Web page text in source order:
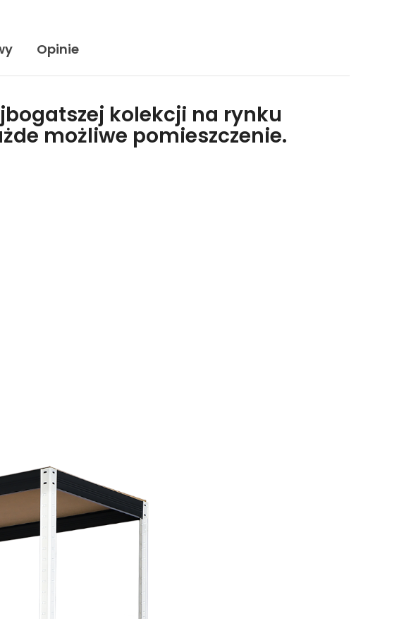
Opinie
kolekcji na rynku
możliwe pomieszczenie.